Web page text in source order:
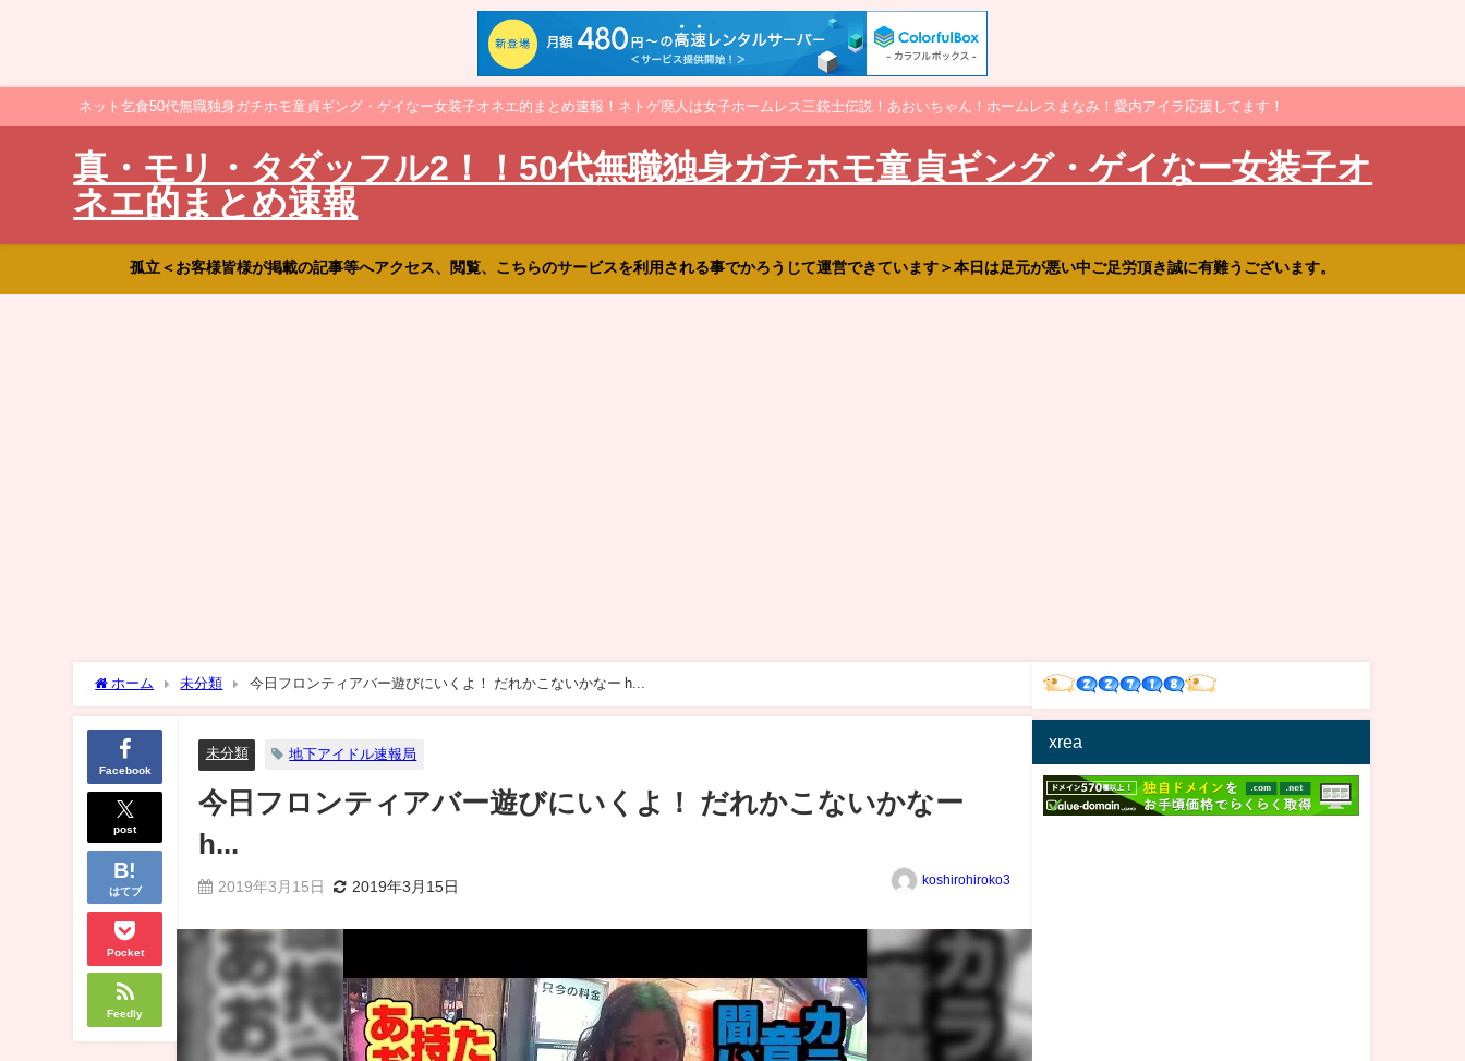
ネット乞食50代無職独身ガチホモ童貞ギング・ゲイなー女装子オネエ的まとめ速報！ネトゲ廃人は女子ホームレス三銃士伝説！あおいちゃん！ホームレスまなみ！愛内アイラ応援してます！
真・モリ・タダッフル2！！50代無職独身ガチホモ童貞ギング・ゲイなー女装子オ
ネエ的まとめ速報
孤立＜お客様皆様が掲載の記事等へアクセス、閲覧、こちらのサービスを利用される事でかろうじて運営できています＞本日は足元が悪い中ご足労頂き誠に有難うございます。
ホーム 未分類 今日フロンティアバー遊びにいくよ！ だれかこないかなー h...
Facebook
post
はてブ
Pocket
Feedly
未分類 地下アイドル速報局
今日フロンティアバー遊びにいくよ！ だれかこないかなー
h...
2019年3月15日 2019年3月15日 koshirohiroko3
xrea